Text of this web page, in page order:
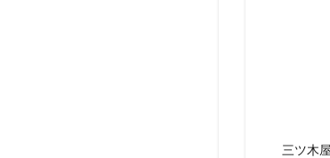
三ツ木屋